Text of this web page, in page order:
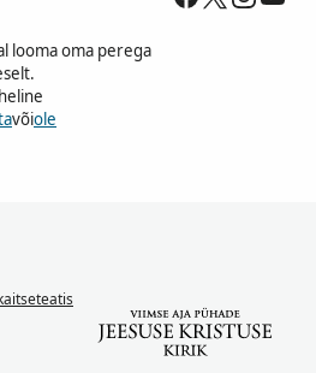
looma oma perega
võiole